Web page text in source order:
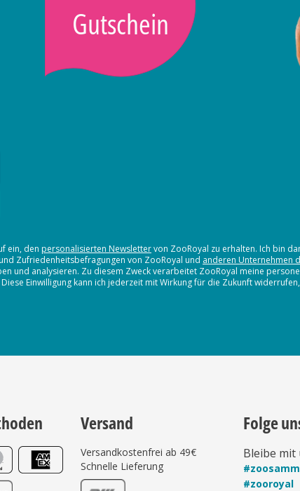
Gutschein
ein, den personalisierten Newslettervon ZooRoyal zu erhalten. Ich bin
Zufriedenheitsbefragungen von ZooRoyal und anderen Unternehmen
und analysieren. Zu diesem Zweck verarbeitet ZooRoyal meine
Einwilligung kann ich jederzeit mit Wirkung für die Zukunft
Versand
Versandkostenfrei ab 49€
Schnelle Lieferung
Folge
Bleibe mit
#zooroyal